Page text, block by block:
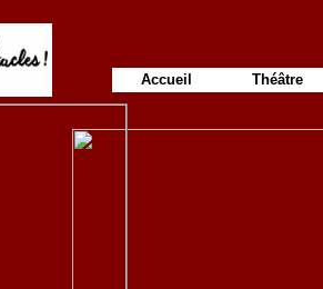
Accueil Théâtre